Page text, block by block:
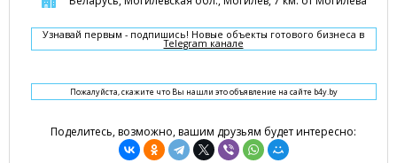
Узнавай первым - подпишись! Новые объекты готового бизнеса в
Telegram канале
Пожалуйста, скажите что Вы нашли это объявление на сайте b4y.by
Поделитесь, возможно, вашим друзьям будет интересно: